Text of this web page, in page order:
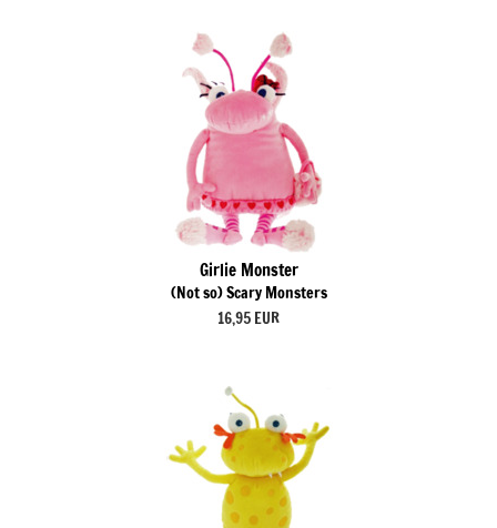
Girlie Monster
(Not so) Scary Monsters
16,95 EUR